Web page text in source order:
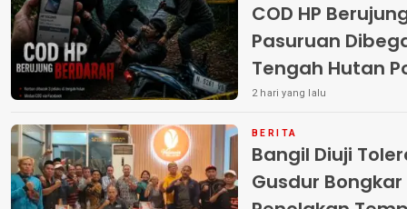
COD HP
Pasuruan
Tengah Hutan Polisi Buru Tiga
Pelaku
2 hari yang lalu
BERITA
Bangil Diuji
Gusdur